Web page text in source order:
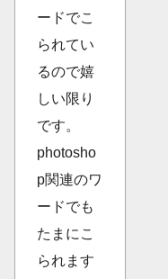
ードでこ
られてい
るので嬉
しい限り
です。
photosho
p関連のワ
ードでも
たまにこ
られます